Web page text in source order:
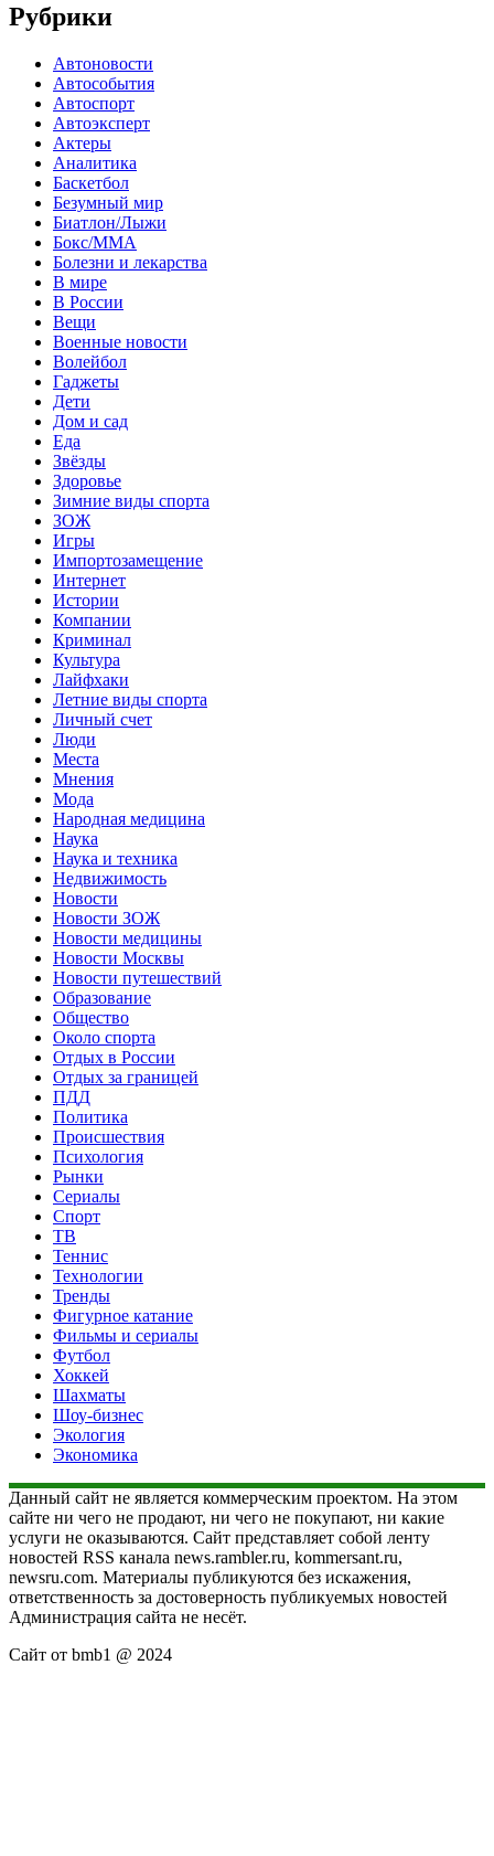
Рубрики
Автоновости
Автособытия
Автоспорт
Автоэксперт
Актеры
Аналитика
Баскетбол
Безумный мир
Биатлон/Лыжи
Бокс/MMA
Болезни и лекарства
В мире
В России
Вещи
Военные новости
Волейбол
Гаджеты
Дети
Дом и сад
Еда
Звёзды
Здоровье
Зимние виды спорта
ЗОЖ
Игры
Импортозамещение
Интернет
Истории
Компании
Криминал
Культура
Лайфхаки
Летние виды спорта
Личный счет
Люди
Места
Мнения
Мода
Народная медицина
Наука
Наука и техника
Недвижимость
Новости
Новости ЗОЖ
Новости медицины
Новости Москвы
Новости путешествий
Образование
Общество
Около спорта
Отдых в России
Отдых за границей
ПДД
Политика
Происшествия
Психология
Рынки
Сериалы
Спорт
ТВ
Теннис
Технологии
Тренды
Фигурное катание
Фильмы и сериалы
Футбол
Хоккей
Шахматы
Шоу-бизнес
Экология
Экономика
Данный сайт не является коммерческим проектом. На этом
сайте ни чего не продают, ни чего не покупают, ни какие
услуги не оказываются. Сайт представляет собой ленту
новостей RSS канала news.rambler.ru, kommersant.ru,
newsru.com. Материалы публикуются без искажения,
ответственность за достоверность публикуемых новостей
Администрация сайта не несёт.
Сайт от bmb1 @ 2024